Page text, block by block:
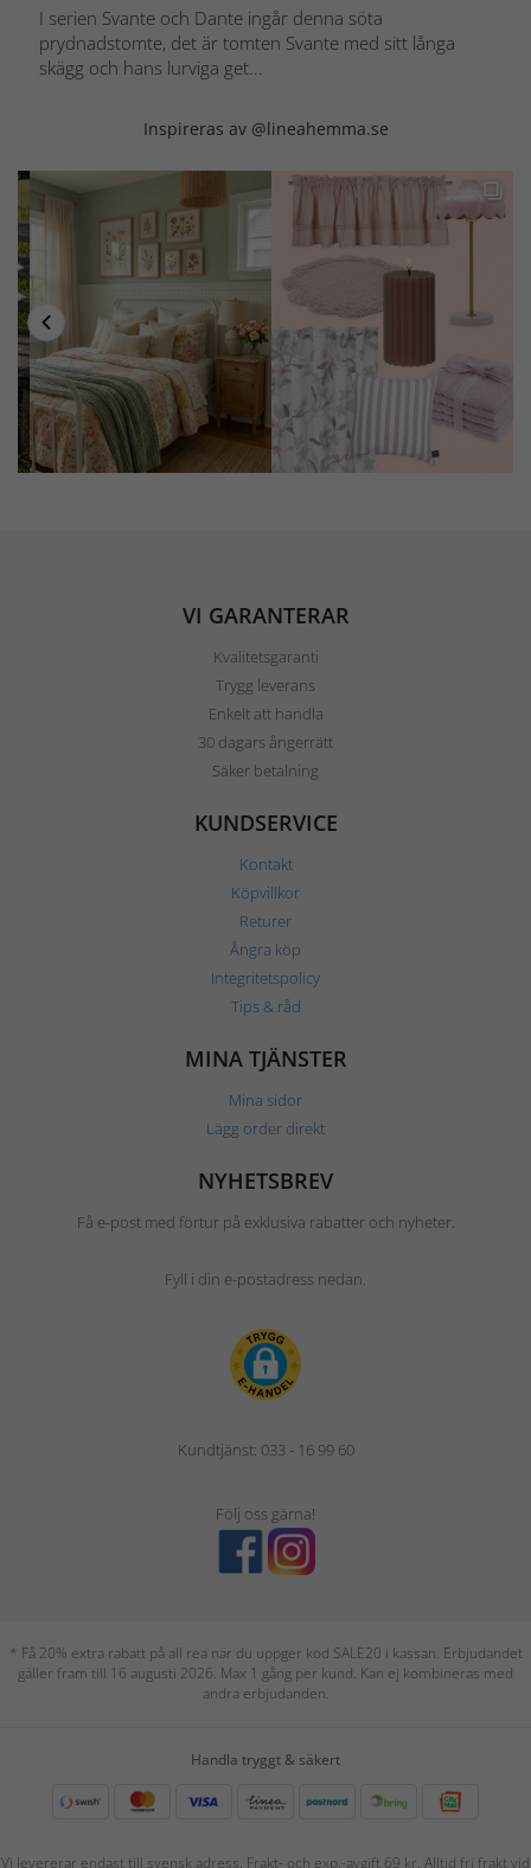
I serien Svante och Dante ingår denna söta
prydnadstomte, det är tomten Svante med sitt långa
skägg och hans lurviga get...
Inspireras av @lineahemma.se
VI GARANTERAR
Kvalitetsgaranti
Trygg leverans
Enkelt att handla
30 dagars ångerrätt
Säker betalning
KUNDSERVICE
Kontakt
Köpvillkor
Returer
Ångra köp
Integritetspolicy
Tips & råd
MINA TJÄNSTER
Mina sidor
Lägg order direkt
NYHETSBREV
Få e-post med förtur på exklusiva rabatter och nyheter.
Fyll i din e-postadress nedan.
Kundtjänst: 033 - 16 99 60
Följ oss gärna!
* Få 20% extra rabatt på all rea när du uppger kod SALE20 i kassan. Erbjudandet
gäller fram till 16 augusti 2026. Max 1 gång per kund. Kan ej kombineras med
andra erbjudanden.
Handla tryggt & säkert
Vi levererar endast till svensk adress. Frakt- och exp.-avgift 69 kr. Alltid fri frakt vid